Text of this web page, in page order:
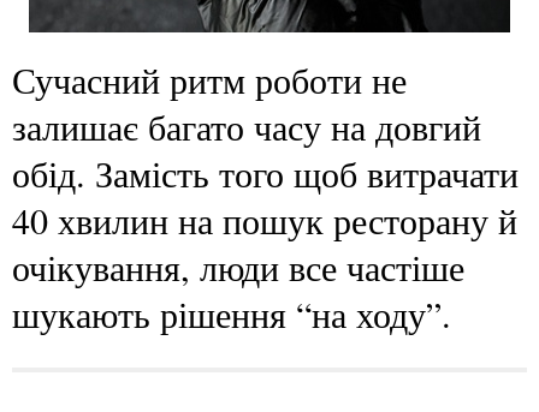
Сучасний ритм роботи не
залишає багато часу на довгий
обід. Замість того щоб витрачати
40 хвилин на пошук ресторану й
очікування, люди все частіше
шукають рішення “на ходу”.